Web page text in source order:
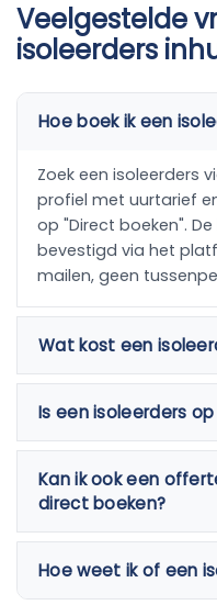
Veelgestelde
isoleerders
Hoe boek ik een
Zoek een isoleerders
profiel met uurtarief
op "Direct boeken".
bevestigd via het
mailen, geen
Wat kost een
Is een isoleerders
Kan ik ook een
direct boeken?
Hoe weet ik of een